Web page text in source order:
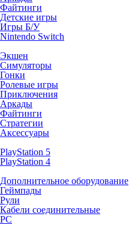
Файтинги
Детские игры
Игры Б/У
Nintendo Switch
Экшен
Симуляторы
Гонки
Ролевые игры
Приключения
Аркады
Файтинги
Стратегии
Аксессуары
PlayStation 5
PlayStation 4
Дополнительное оборудование
Геймпады
Рули
Кабели соединительные
PC